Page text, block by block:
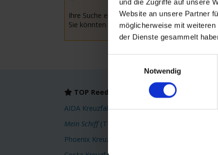
und die Zugriffe auf unsere
Website an unsere Partner
möglicherweise mit
der Dienste gesammelt
Notwendig
Ihre Suche ergab leider keine Treffer.
Sie könnten versuchen Ihre Suchkriterien
TOP Reedereien
AIDA Kreuzfahrten
Mein Schiff(TUI Cruises)
Phoenix Kreuzfahrten